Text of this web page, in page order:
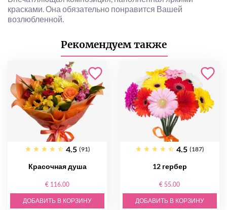
красками. Она обязательно понравится Вашей
возлюбленной.
Рекомендуем также
4.5 (91)
Красочная душа
€ 116.00
ДОБАВИТЬ В КОРЗИНУ
4.5 (187)
12 гербер
€ 55.00
ДОБАВИТЬ В КОРЗИНУ